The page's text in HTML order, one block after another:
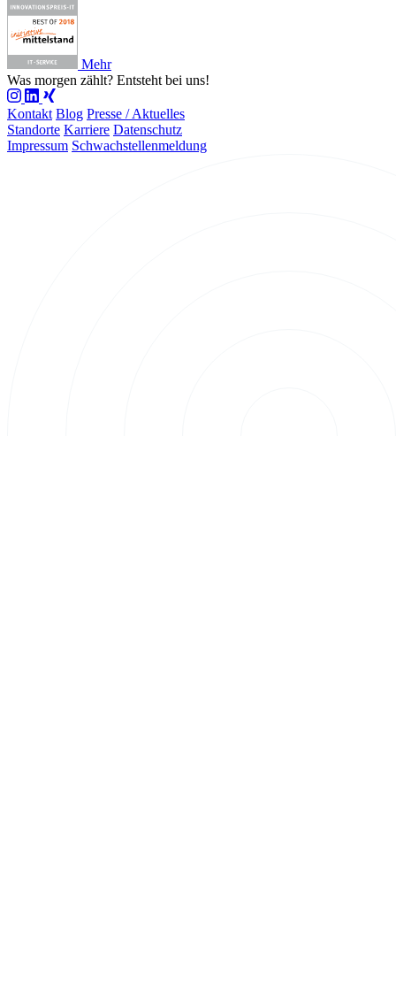
Mehr
Was morgen zählt? Entsteht bei uns!
Kontakt Blog Presse / Aktuelles
Standorte Karriere Datenschutz
Impressum Schwachstellenmeldung